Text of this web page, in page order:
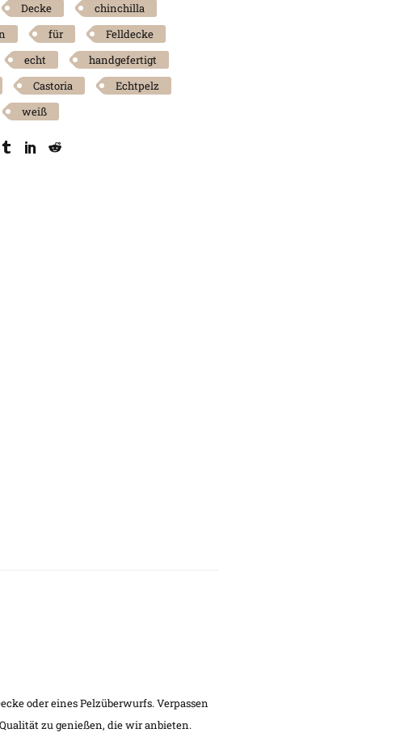
Decke
chinchilla
für
Felldecke
echt
handgefertigt
Castoria
Echtpelz
weiß
oder eines Pelzüberwurfs. Verpassen
zu genießen, die wir anbieten.